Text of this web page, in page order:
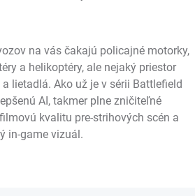
na vás čakajú policajné motorky,
a helikoptéry, ale nejaký priestor
lietadlá. Ako už je v sérii Battlefield
AI, takmer plne zničiteľné
kvalitu pre-strihových scén a
in-game vizuál.